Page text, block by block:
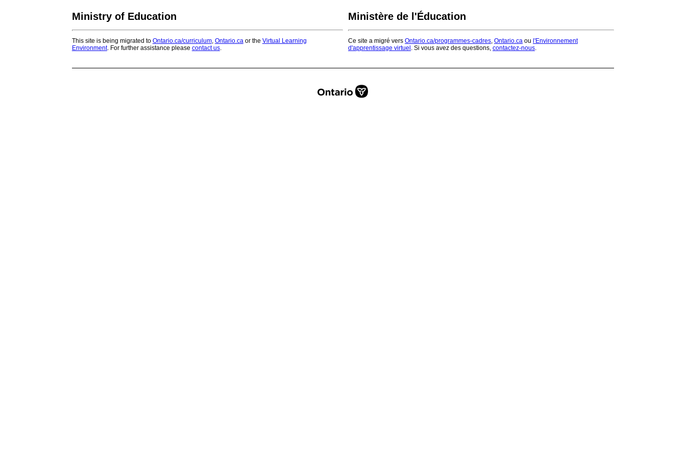
Ministry of Education
This site is being migrated to Ontario.ca/curriculum, Ontario.ca or the Virtual Learning
Environment. For further assistance please contact us.
Ministère de l'Éducation
Ce site a migré vers Ontario.ca/programmes-cadres, Ontario.ca ou l'Environnement
d'apprentissage virtuel . Si vous avez des questions, contactez-nous.